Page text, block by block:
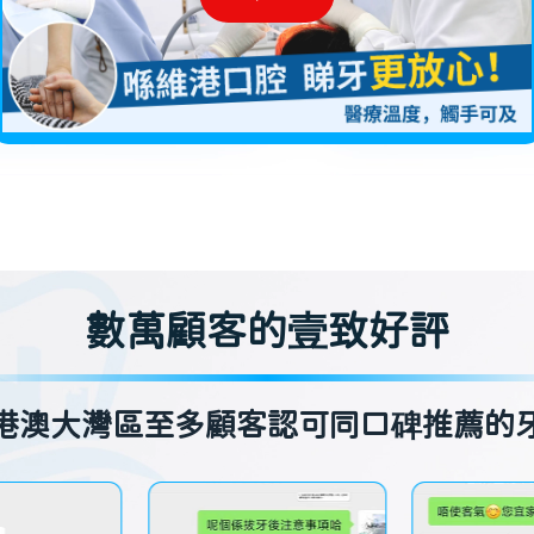
數萬顧客的壹致好評
澳大灣區至多顧客認可同口碑推薦的